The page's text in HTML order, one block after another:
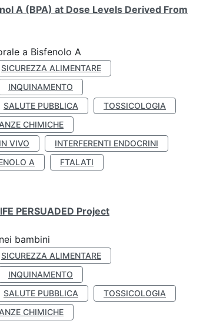
A (BPA) at Dose Levels Derived From
a Bisfenolo A
SICUREZZA ALIMENTARE
INQUINAMENTO
SALUTE PUBBLICA
TOSSICOLOGIA
CHIMICHE
VIVO
INTERFERENTI ENDOCRINI
A
FTALATI
PERSUADED Project
bambini
SICUREZZA ALIMENTARE
INQUINAMENTO
SALUTE PUBBLICA
TOSSICOLOGIA
CHIMICHE